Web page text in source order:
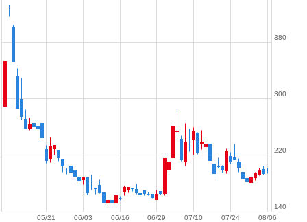
08/06
07/24
07/10
06/29
06/16
06/03
05/21
140
220
300
380